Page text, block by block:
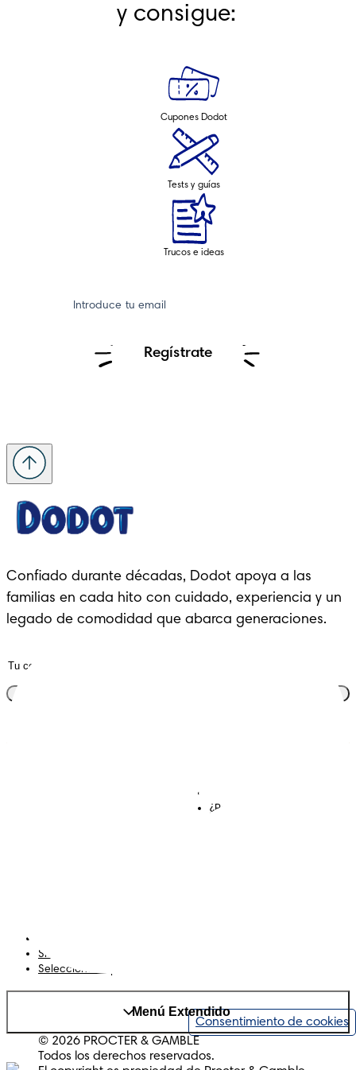
y consigue:
Cupones Dodot
Tests y guías
Trucos e ideas
Introduce tu email
Regístrate
Confiado durante décadas, Dodot apoya a las
familias en cada hito con cuidado, experiencia y un
legado de comodidad que abarca generaciones.
¿Por qué Dodot?
Sitio web de P&G
Selecciona tu país
Menú Extendido
© 2026 PROCTER & GAMBLE
Todos los derechos reservados.
Consentimiento de cookies